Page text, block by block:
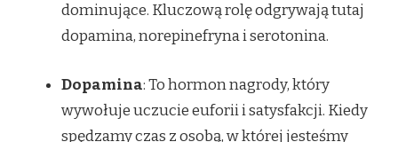
dominujące. Kluczową rolę odgrywają tutaj
dopamina, norepinefryna i serotonina.
Dopamina: To hormon nagrody, który
wywołuje uczucie euforii i satysfakcji. Kiedy
spędzamy czas z osobą, w której jesteśmy